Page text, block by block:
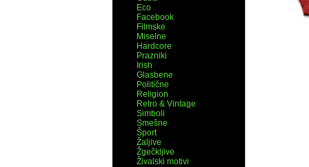
Eco
Facebook
Filmske
Miselne
Hardcore
Prazniki
Irish
Glasbene
Politične
Religion
Retro & Vintage
Simboli
Smešne
Šport
Žaljive
Žgečkljive
Živalski motivi